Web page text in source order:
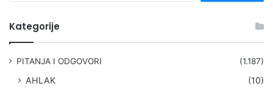
Kategorije
PITANJA I ODGOVORI (1.187)
AHLAK
(10)